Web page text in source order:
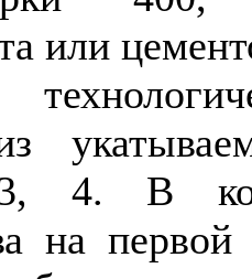
или
4. В
на первой